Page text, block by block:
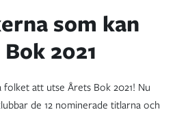
som kan
2021
att utse Årets Bok 2021! Nu
de 12 nominerade titlarna och